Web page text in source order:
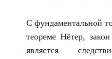
С фундаментальной
теореме Нётер,
является